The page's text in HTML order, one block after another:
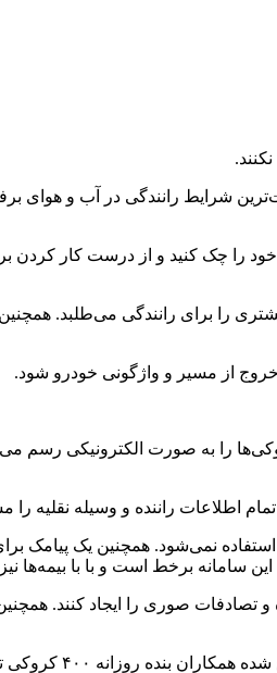
شرایط رانندگی در آب و هوای
را چک کنید و از درست کار کردن
را برای رانندگی می‌طلبد. همچنین
خروج از مسیر و واژگونی خودرو شود.
را به صورت الکترونیکی
اطلاعات راننده و وسیله نقلیه را
نمی‌شود. همچنین یک پیامک
سامانه برخط است و با با بیمه‌ها
تصادفات صوری را ایجاد کنند.
وی افزود: در حال حاضر برای دریافت خسارت